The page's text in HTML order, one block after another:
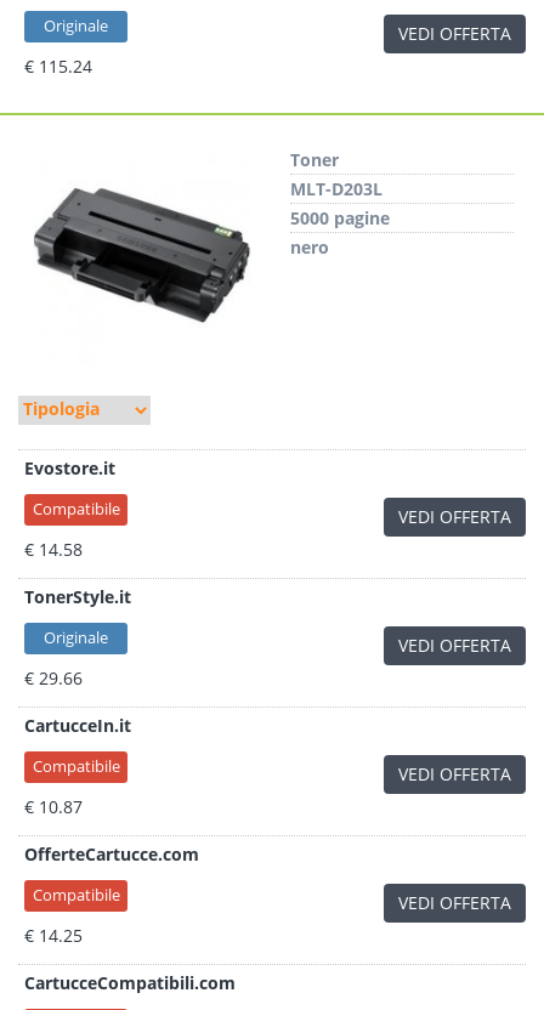
Originale
€ 115.24
VEDI OFFERTA
Toner
MLT-D203L
5000 pagine
nero
Evostore.it
Compatibile
€ 14.58
VEDI OFFERTA
TonerStyle.it
Originale
€ 29.66
VEDI OFFERTA
CartucceIn.it
Compatibile
€ 10.87
VEDI OFFERTA
OfferteCartucce.com
Compatibile
€ 14.25
VEDI OFFERTA
CartucceCompatibili.com